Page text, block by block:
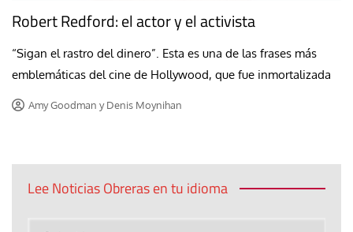
Robert Redford: el actor y el activista
“Sigan el rastro del dinero”. Esta es una de las frases más
emblemáticas del cine de Hollywood, que fue inmortalizada
Amy Goodman y Denis Moynihan
Lee Noticias Obreras en tu idioma